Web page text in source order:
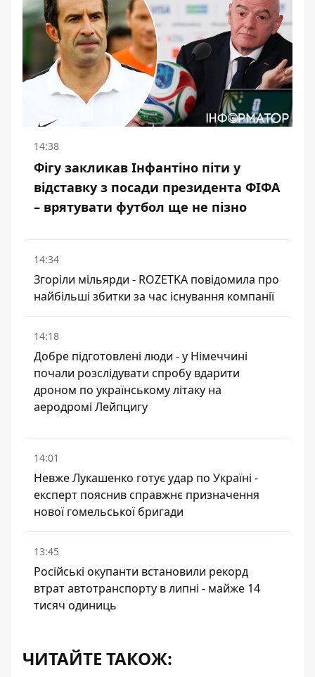
14:38
Фігу закликав Інфантіно піти у
відставку з посади президента ФІФА
– врятувати футбол ще не пізно
14:34
Згоріли мільярди - ROZETKA повідомила про
найбільші збитки за час існування компанії
14:18
Добре підготовлені люди - у Німеччині
почали розслідувати спробу вдарити
дроном по українському літаку на
аеродромі Лейпцигу
14:01
Невже Лукашенко готує удар по Україні -
експерт пояснив справжнє призначення
нової гомельської бригади
13:45
Російські окупанти встановили рекорд
втрат автотранспорту в липні - майже 14
тисяч одиниць
ЧИТАЙТЕ ТАКОЖ: